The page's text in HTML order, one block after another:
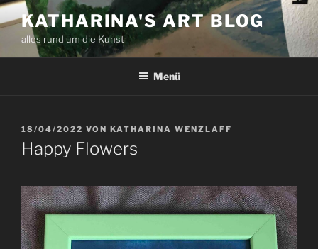
Zum
Inhalt
springen
KATHARINA'S ART BLOG
alles rund um die Kunst
Menü
VERÖFFENTLICHT
AM
18/04/2022 VON KATHARINA WENZLAFF
Happy Flowers